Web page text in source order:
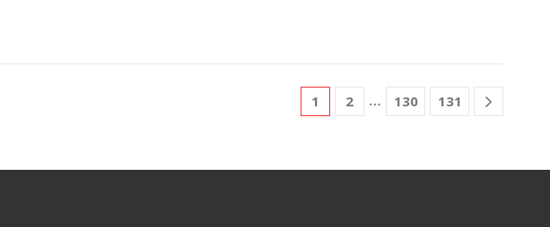
1 2 … 130 131